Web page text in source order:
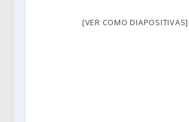
[VER COMO DIAPOSITIVAS]